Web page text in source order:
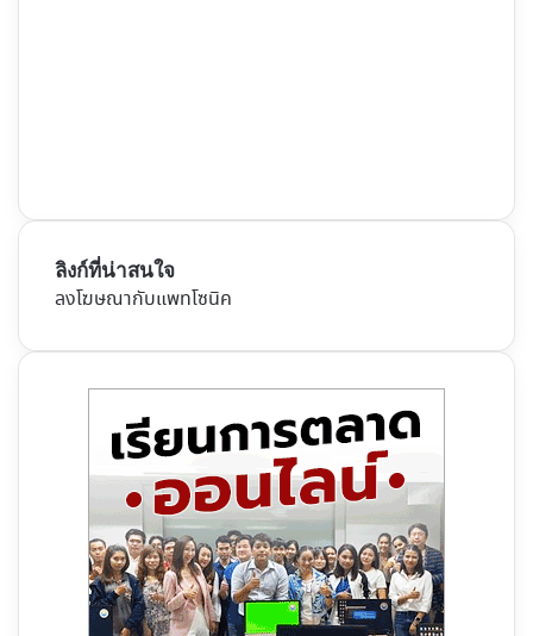
ลิงก์ที่น่าสนใจ
ลงโฆษณากับแพทโซนิค